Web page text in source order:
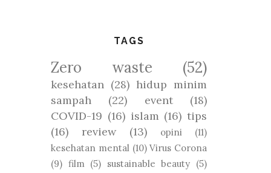
TAGS
Zero waste (52)
kesehatan (28) hidup minim
sampah
(22) event
(18)
COVID-19 (16) islam (16) tips
(16)
review (13) opini
(11)
kesehatan mental (10) Virus Corona
(9) film (5) sustainable beauty (5)